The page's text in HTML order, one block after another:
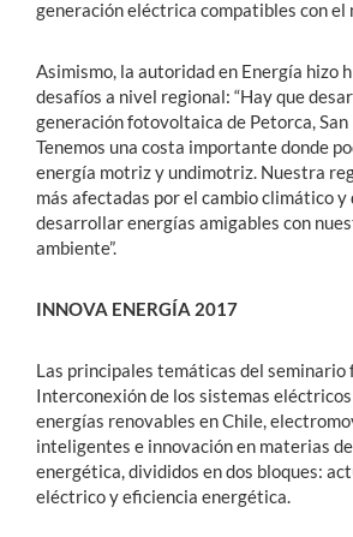
generación eléctrica compatibles con el
Asimismo, la autoridad en Energía hizo
desafíos a nivel regional: “Hay que
generación fotovoltaica de Petorca, San
Tenemos una costa importante donde
energía motriz y undimotriz. Nuestra
más afectadas por el cambio climático y
desarrollar energías amigables con
ambiente”.
INNOVA ENERGÍA 2017
Las principales temáticas del seminario
Interconexión de los sistemas eléctricos
energías renovables en Chile,
inteligentes e innovación en materias
energética, divididos en dos bloques:
eléctrico y eficiencia energética.